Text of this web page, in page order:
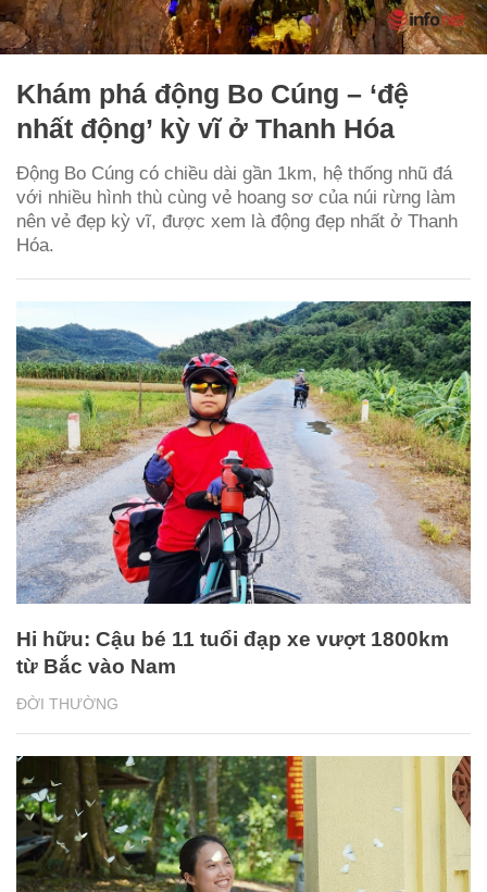
Khám phá động Bo Cúng – ‘đệ
nhất động’ kỳ vĩ ở Thanh Hóa
Động Bo Cúng có chiều dài gần 1km, hệ thống nhũ đá
với nhiều hình thù cùng vẻ hoang sơ của núi rừng làm
nên vẻ đẹp kỳ vĩ, được xem là động đẹp nhất ở Thanh
Hóa.
ĐỜI THƯỜNG
Hi hữu: Cậu bé 11 tuổi đạp xe vượt 1800km
từ Bắc vào Nam